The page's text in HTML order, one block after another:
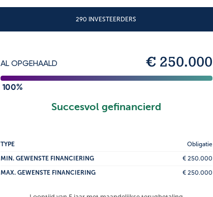
290 INVESTEERDERS
€ 250.000
AL OPGEHAALD
100%
Succesvol gefinancierd
TYPE
Obligatie
MIN. GEWENSTE FINANCIERING
€ 250.000
MAX. GEWENSTE FINANCIERING
€ 250.000